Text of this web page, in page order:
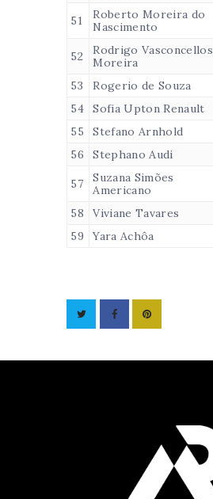
51
Roberto Moreira do
Nascimento
52
Rodrigo Vasconcellos
Moreira
53 Rogerio de Souza
54
Sofia Upton Renault
55
Stefano Arnhold
56
Stephano Audi
57
Suzana Simões
Americano
58 Viviane Tavares
59
Yara Achôa